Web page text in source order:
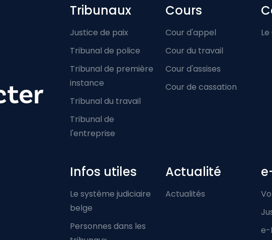
Footer-menu
Tribunaux
Justice de paix
Tribunal de police
Tribunal de première
instance
Tribunal du travail
Tribunal de
l'entreprise
Cours
Cour d'appel
Cour du travail
Cour d'assises
Cour de cassation
Infos utiles
Le système judiciaire
belge
Personnes dans les
Actualité
Actualités
e-